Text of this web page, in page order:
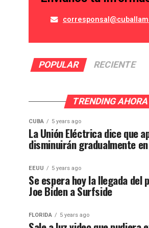
POPULAR RECIENTE
TRENDING AHORA
CUBA 5 years ago
La Unión Eléctrica dice que
disminuirán gradualmente
EEUU 5 years ago
Se espera hoy la llegada del
Joe Biden a Surfside
FLORIDA 5 years ago